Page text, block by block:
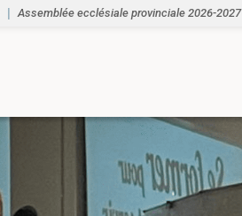
Assemblée ecclésiale provinciale 2026-2027